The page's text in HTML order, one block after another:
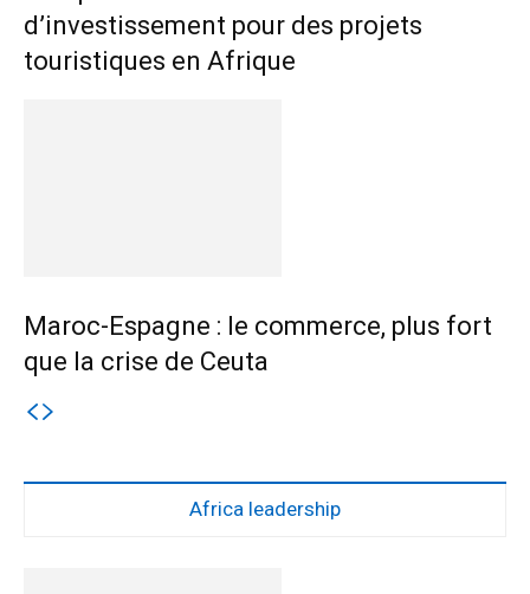
d’investissement pour des projets
touristiques en Afrique
Maroc-Espagne : le commerce, plus fort
que la crise de Ceuta
Africa leadership